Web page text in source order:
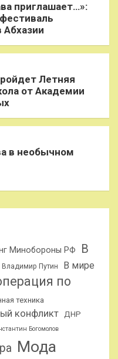
приглашает…»:
Абхазии
Летняя
от Академии
в необычном
Минобороны РФ
В
Владимир Путин В мире
по
техника
конфликт ДНР
Богомолов
Мода